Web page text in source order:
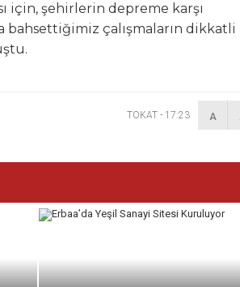
için, şehirlerin depreme karşı
bahsettiğimiz çalışmaların dikkatli
TOKAT - 17:23 A